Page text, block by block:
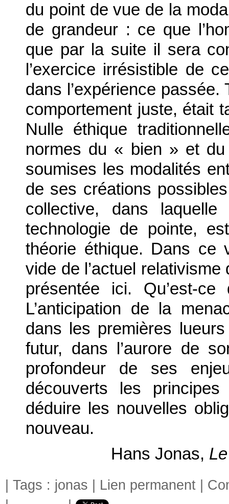
du point de vue de la
de grandeur : ce que
que par la suite il sera
l’exercice irrésistible de
dans l’expérience
comportement juste, était
Nulle éthique
normes du « bien » et
soumises les modalités
de ses créations
collective, dans
technologie de pointe,
théorie éthique. Dans ce
vide de l’actuel
présentée ici. Qu’est-
L’anticipation de la
dans les premières
futur, dans l’aurore de
profondeur de ses
découverts les
déduire les nouvelles
nouveau.
Hans Jonas,
| Tags : jonas Lien permanent